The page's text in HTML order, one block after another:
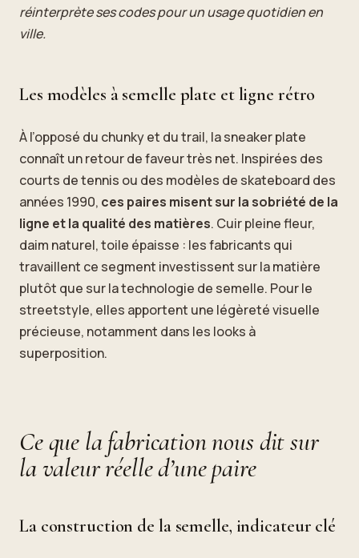
réinterprète ses codes pour un usage quotidien en
ville.
Les modèles à semelle plate et ligne rétro
À l’opposé du chunky et du trail, la sneaker plate
connaît un retour de faveur très net. Inspirées des
courts de tennis ou des modèles de skateboard des
années 1990, ces paires misent sur la sobriété de la
ligne et la qualité des matières. Cuir pleine fleur,
daim naturel, toile épaisse : les fabricants qui
travaillent ce segment investissent sur la matière
plutôt que sur la technologie de semelle. Pour le
streetstyle, elles apportent une légèreté visuelle
précieuse, notamment dans les looks à
superposition.
Ce que la fabrication nous dit sur
la valeur réelle d’une paire
La construction de la semelle, indicateur clé